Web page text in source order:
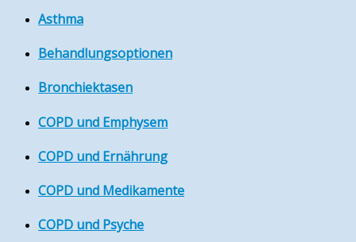
Asthma
Behandlungsoptionen
Bronchiektasen
COPD und Emphysem
COPD und Ernährung
COPD und Medikamente
COPD und Psyche